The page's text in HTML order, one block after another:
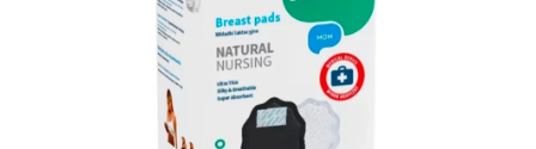
hvězdiček.